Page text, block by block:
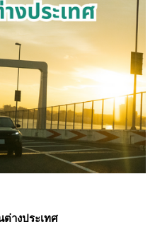
ต่างประเทศ